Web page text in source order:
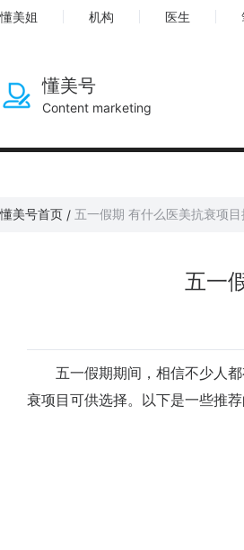
懂美姐 机构 医生
懂美号
Content marketing
懂美号首页 / 五一假期 有什么医美抗衰项
五一
五一假期期间，相信不少人都
衰项目可供选择。以下是一些推荐